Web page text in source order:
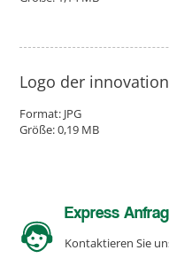
Logo der
Format: JPG
Größe: 0,19 MB
Express
Kontaktieren Sie